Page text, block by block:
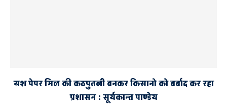
यश पेपर मिल की कठपुतली बनकर किसानो को बर्बाद कर रहा
प्रशासन : सूर्यकान्त पाण्डेय